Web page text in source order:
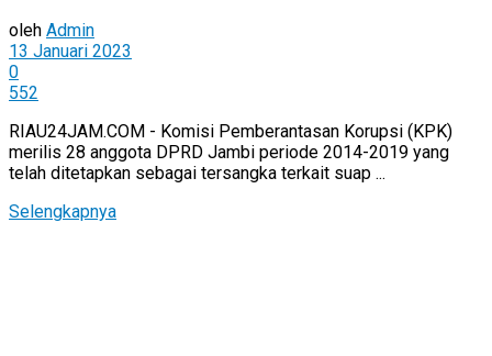
oleh Admin
13 Januari 2023
0
552
RIAU24JAM.COM - Komisi Pemberantasan Korupsi (KPK)
merilis 28 anggota DPRD Jambi periode 2014-2019 yang
telah ditetapkan sebagai tersangka terkait suap ...
Selengkapnya